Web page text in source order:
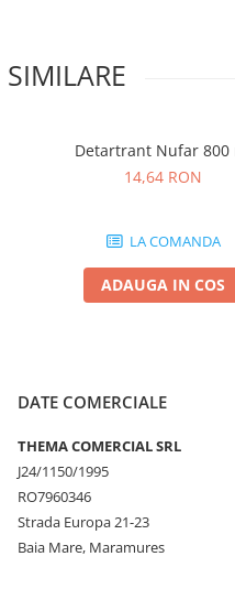
Detartrant Nufar 800
14,64 RON
LA COMANDA
ADAUGA IN COS
DATE COMERCIALE
THEMA COMERCIAL SRL
J24/1150/1995
RO7960346
Strada Europa 21-23
Baia Mare, Maramures